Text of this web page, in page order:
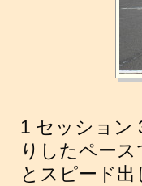
1 セッション
りしたペー
とスピード